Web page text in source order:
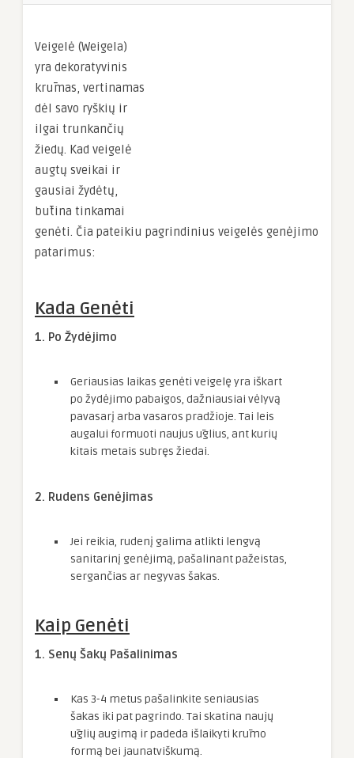
Veigelė (Weigela)
yra dekoratyvinis
krūmas, vertinamas
dėl savo ryškių ir
ilgai trunkančių
žiedų. Kad veigelė
augtų sveikai ir
gausiai žydėtų,
būtina tinkamai
genėti. Čia pateikiu pagrindinius veigelės genėjimo
patarimus:
Kada Genėti
1. Po Žydėjimo
Geriausias laikas genėti veigelę yra iškart
po žydėjimo pabaigos, dažniausiai vėlyvą
pavasarį arba vasaros pradžioje. Tai leis
augalui formuoti naujus ūglius, ant kurių
kitais metais subręs žiedai.
2. Rudens Genėjimas
Jei reikia, rudenį galima atlikti lengvą
sanitarinį genėjimą, pašalinant pažeistas,
sergančias ar negyvas šakas.
Kaip Genėti
1. Senų Šakų Pašalinimas
Kas 3-4 metus pašalinkite seniausias
šakas iki pat pagrindo. Tai skatina naujų
ūglių augimą ir padeda išlaikyti krūmo
formą bei jaunatviškumą.